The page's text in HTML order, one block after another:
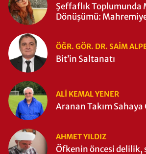
Şeffaflık
Dönüşümü:
ÖĞR. GÖR. DR. SAIM
Bit’in Saltanatı
ALI KEMAL YENER
Aranan Takım Sahaya
AHMET YILDIZ
Öfkenin öncesi delilik,